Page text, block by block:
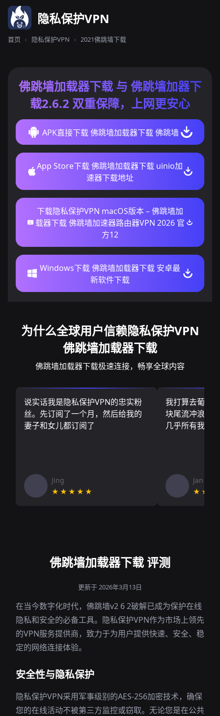
隐私保护VPN
首页 › 隐私保护VPN › 2021佛跳墙下载
佛跳墙加载器下载 与 佛跳墙加器下
载2.6.2 双重保障，上网更安心
APK直接下载 佛跳墙加载器下载 佛跳墙
App Store下载 佛跳墙加载器下载 uinio加
速器下载地址
下载隐私保护VPN macOS版本 – 佛跳墙加
载器下载 佛跳墙加速器路由器VPN 2026 官
方12
Windows下载 佛跳墙加载器下载 安卓最
新软件下载
为什么全球用户信赖隐私保护VPN
佛跳墙加载器下载
佛跳墙加载器下载极速连接，畅享全球内容
说实话我是隐私保护VPN的忠实粉
丝。先订阅了一个月，然后给我的
妻子和女儿都订阅了
Jing
★★★★★
我打算去葡萄
块尾流冲浪板
几乎所有我需
Jan V
佛跳墙加载器下载 评测
更新于 2026年3月13日
在当今数字化时代，佛跳墙v2 6 2破解已成为保护在线
隐私和安全的必备工具。隐私保护VPN作为市场上领先
的VPN服务提供商，致力于为用户提供快速、安全、稳
定的网络连接体验。
安全性与隐私保护
隐私保护VPN采用军事级别的AES-256加密技术，确保
您的在线活动不被第三方监控或窃取。无论您是在公共